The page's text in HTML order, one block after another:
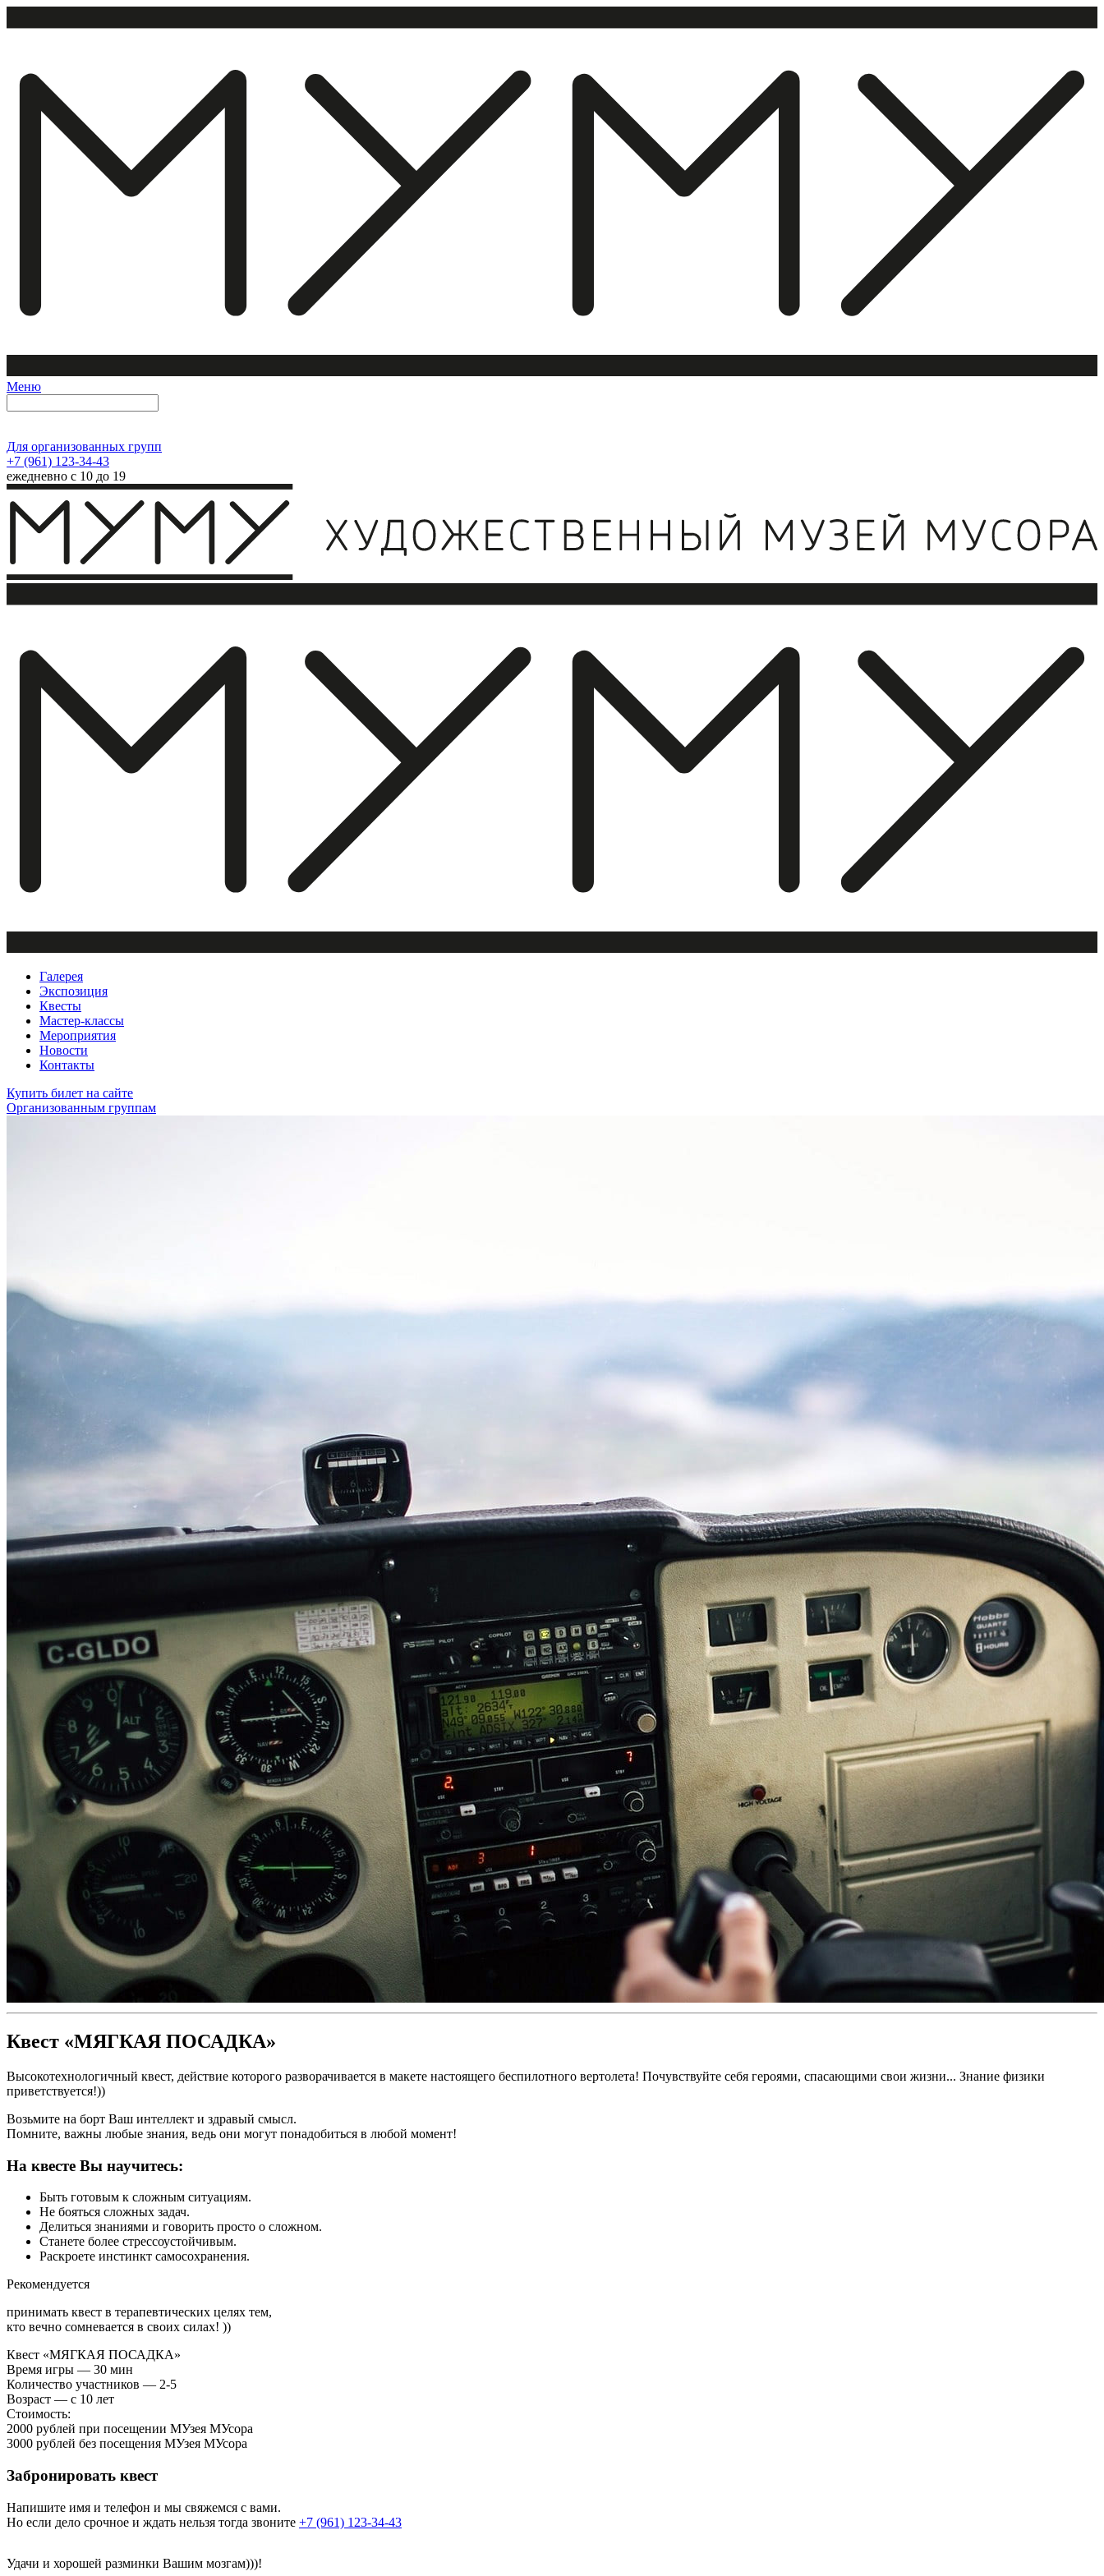
Меню
Для организованных групп
+7 (961) 123-34-43
ежедневно с 10 до 19
Галерея
Экспозиция
Квесты
Мастер-классы
Мероприятия
Новости
Контакты
Купить билет на сайте
Организованным группам
Квест «МЯГКАЯ ПОСАДКА»
Высокотехнологичный квест, действие которого разворачивается в макете настоящего беспилотного вертолета! Почувствуйте себя героями, спасающими свои жизни... Знание физики
приветствуется!))
Возьмите на борт Ваш интеллект и здравый смысл.
Помните, важны любые знания, ведь они могут понадобиться в любой момент!
На квесте Вы научитесь:
Быть готовым к сложным ситуациям.
Не бояться сложных задач.
Делиться знаниями и говорить просто о сложном.
Станете более стрессоустойчивым.
Раскроете инстинкт самосохранения.
Рекомендуется
принимать квест в терапевтических целях тем,
кто вечно сомневается в своих силах! ))
Квест «МЯГКАЯ ПОСАДКА»
Время игры — 30 мин
Количество участников — 2-5
Возраст — с 10 лет
Стоимость:
2000 рублей при посещении МУзея МУсора
3000 рублей без посещения МУзея МУсора
Забронировать квест
Напишите имя и телефон и мы свяжемся с вами.
Но если дело срочное и ждать нельзя тогда звоните +7 (961) 123-34-43
Удачи и хорошей разминки Вашим мозгам)))!